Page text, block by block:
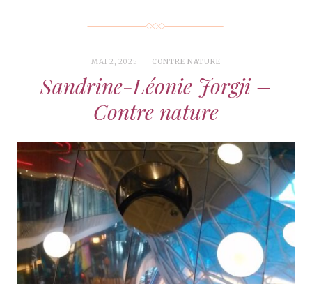
MAI 2, 2025 CONTRE NATURE
Sandrine-Léonie Jorgji –
Contre nature